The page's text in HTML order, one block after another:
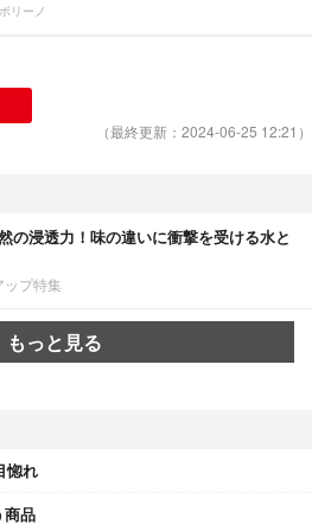
リーノ
（最終更新：2024-06-25 12:21）
の浸透力！味の違いに衝撃を受ける水と
ップ特集
もっと見る
惚れ
商品